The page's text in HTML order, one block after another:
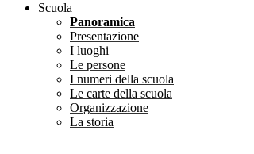
Scuola
Panoramica
Presentazione
I luoghi
Le persone
I numeri della scuola
Le carte della scuola
Organizzazione
La storia